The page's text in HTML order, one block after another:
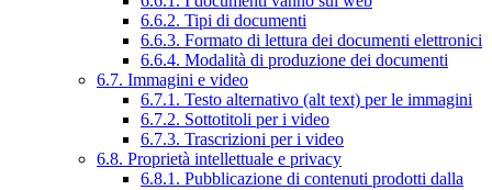
6.6.2. Tipi di documenti
6.6.3. Formato di lettura dei documenti elettronici
6.6.4. Modalità di produzione dei documenti
6.7. Immagini e video
6.7.1. Testo alternativo (alt text) per le immagini
6.7.2. Sottotitoli per i video
6.7.3. Trascrizioni per i video
6.8. Proprietà intellettuale e privacy
6.8.1. Pubblicazione di contenuti prodotti dalla